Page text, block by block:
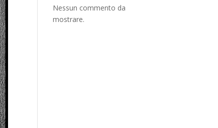
Nessun commento da
mostrare.